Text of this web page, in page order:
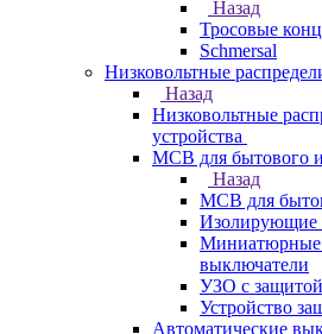
Назад
Тросовые
Schmersal
Низковольтные
Назад
Низковольтные
устройства
MCB для бытового
Назад
MCB для
Изолирующие
Миниатюрные
выключатели
УЗО с защитой
Устройство
Автоматические